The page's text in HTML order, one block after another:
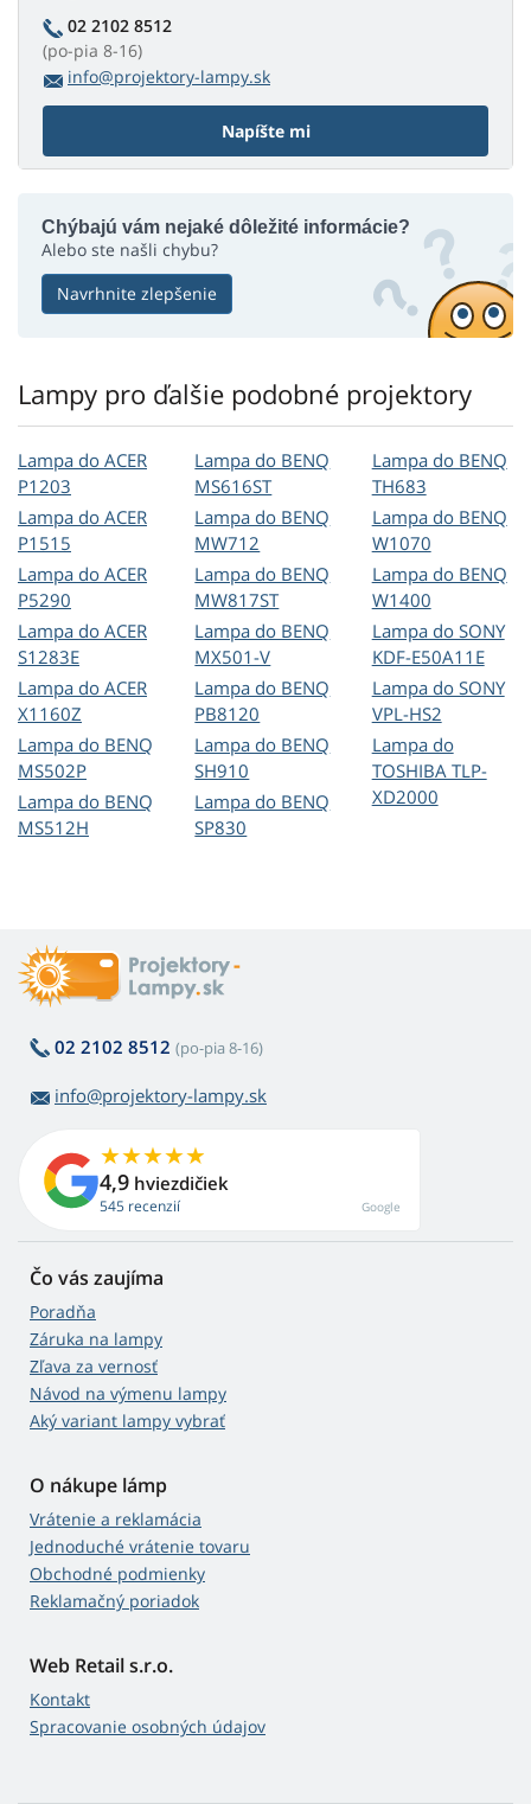
02 2102 8512
(po-pia 8-16)
info@projektory-lampy.sk
Napíšte mi
Chýbajú vám nejaké dôležité informácie?
Alebo ste našli chybu?
Navrhnite zlepšenie
Lampy pro ďalšie podobné projektory
Lampa do ACER
P1203
Lampa do ACER
P1515
Lampa do ACER
P5290
Lampa do ACER
S1283E
Lampa do ACER
X1160Z
Lampa do BENQ
MS502P
Lampa do BENQ
MS512H
Lampa do BENQ
MS616ST
Lampa do BENQ
MW712
Lampa do BENQ
MW817ST
Lampa do BENQ
MX501-V
Lampa do BENQ
PB8120
Lampa do BENQ
SH910
Lampa do BENQ
SP830
Lampa do BENQ
TH683
Lampa do BENQ
W1070
Lampa do BENQ
W1400
Lampa do SONY
KDF-E50A11E
Lampa do SONY
VPL-HS2
Lampa do
TOSHIBA TLP-
XD2000
02 2102 8512 (po-pia 8-16)
info@projektory-lampy.sk
4,9 hviezdičiek
545 recenzií Google
Čo vás zaujíma
Poradňa
Záruka na lampy
Zľava za vernosť
Návod na výmenu lampy
Aký variant lampy vybrať
O nákupe lámp
Vrátenie a reklamácia
Jednoduché vrátenie tovaru
Obchodné podmienky
Reklamačný poriadok
Web Retail s.r.o.
Kontakt
Spracovanie osobných údajov